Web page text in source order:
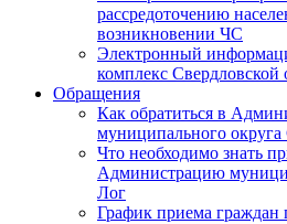
рассредоточению
возникновении ЧС
Электронный
комплекс Свердловской
Обращения
Как обратиться в
муниципального
Что необходимо знать
Администрацию
Лог
График приема